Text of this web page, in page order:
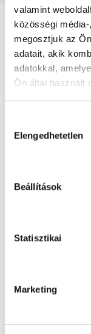
valamint
közösségi
megosztjuk az
adatait, akik
adatokkal,
Ön által használt
kiválasztása
Elengedhetetlen
Beállítások
Statisztikai
Marketing